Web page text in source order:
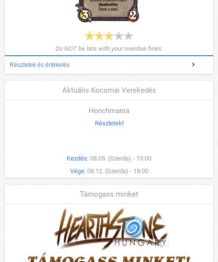
Do NOT be late with your overdue fines.
Részletek és értékelés
Aktuális Kocsmai Verekedés
Henchmania
Részletek!
Kezdés: 08.05. (Szerda) - 19:00
Vége: 08.12. (Szerda) - 18:00
Támogass minket